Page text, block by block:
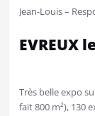
Jean-Louis –
EVREUX
Très belle expo
fait 800 m²), 130